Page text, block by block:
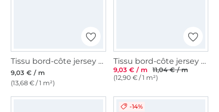
Tissu bord-côte jersey tubulaire lisse, chocolat
9,03 € / m
(13,68 € / 1 m²)
Tissu bord-côte jersey tubulaire Emma, rouille
9,03 € / m
11,04 € / m
(12,90 € / 1 m²)
-14%